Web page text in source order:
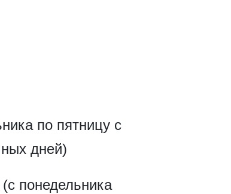
по пятницу с
дней)
понедельника